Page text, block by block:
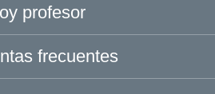
profesor
frecuentes